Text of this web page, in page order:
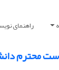
راهنمای
محترم